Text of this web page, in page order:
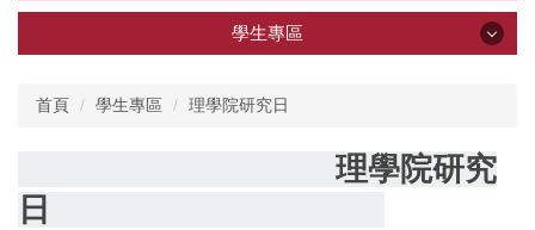
關於理學院
系所介紹
教學研究
榮譽獎項
學生專區
國際化
首頁 學生專區 理學院研究日
理學院研究
日